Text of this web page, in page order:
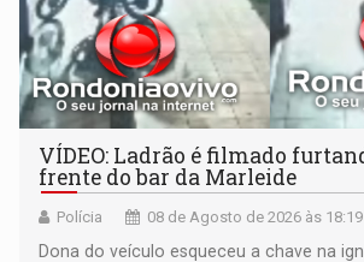
VÍDEO: Ladrão é filmado
frente do bar da Marleide
Polícia 08 de Agosto de 2026 às 18:19
Dona do veículo esqueceu a chave na